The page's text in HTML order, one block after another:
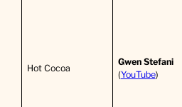
Hot Cocoa
Gwen Stefani
(YouTube)